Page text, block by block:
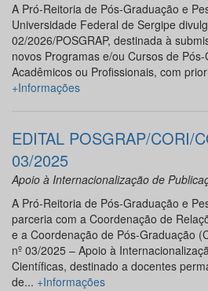
A Pró-Reitoria de Pós-Graduação e
Universidade Federal de Sergipe
02/2026/POSGRAP, destinada à
novos Programas e/ou Cursos de
Acadêmicos ou Profissionais, com
+Informações
EDITAL POSGRAP/CORI/
03/2025
Apoio à Internacionalização de
A Pró-Reitoria de Pós-Graduação e
parceria com a Coordenação de
e a Coordenação de Pós-Graduação
nº 03/2025 – Apoio à
Científicas, destinado a docentes
de... +Informações